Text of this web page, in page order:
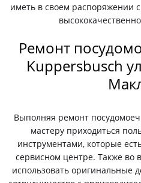
иметь в своем распоряжении
Ремонт
Kuppersbusch
Выполняя ремонт
мастеру приходиться
инструментами, которые
сервисном центре. Также во
использовать оригинальные